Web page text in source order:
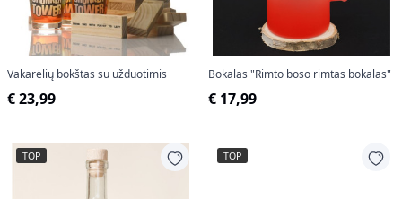
Vakarėlių bokštas su užduotimis
€ 23,99
Bokalas "Rimto boso rimtas bokalas"
€ 17,99
TOP TOP